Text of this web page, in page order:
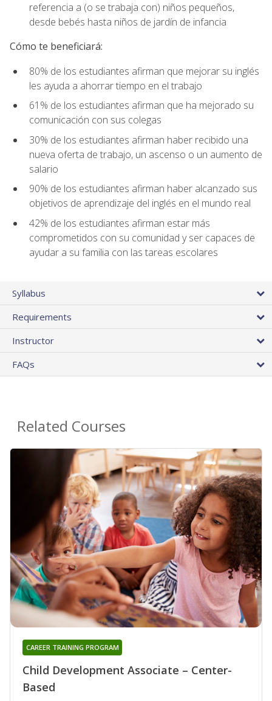
referencia a (o se trabaja con) niños pequeños,
desde bebés hasta niños de jardín de infancia
Cómo te beneficiará:
80% de los estudiantes afirman que mejorar su inglés
les ayuda a ahorrar tiempo en el trabajo
61% de los estudiantes afirman que ha mejorado su
comunicación con sus colegas
30% de los estudiantes afirman haber recibido una
nueva oferta de trabajo, un ascenso o un aumento de
salario
90% de los estudiantes afirman haber alcanzado sus
objetivos de aprendizaje del inglés en el mundo real
42% de los estudiantes afirman estar más
comprometidos con su comunidad y ser capaces de
ayudar a su familia con las tareas escolares
Syllabus
Requirements
Instructor
FAQs
Related Courses
Child Development Associate – Center-
Based
CAREER TRAINING PROGRAM